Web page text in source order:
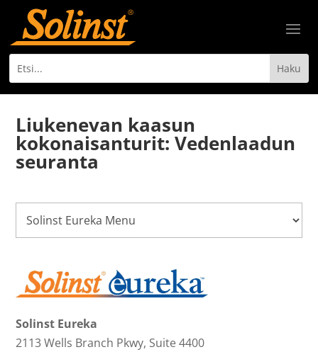
Liukenevan kaasun
kokonaisanturit: Vedenlaadun
seuranta
Solinst Eureka
2113 Wells Branch Pkwy, Suite 4400